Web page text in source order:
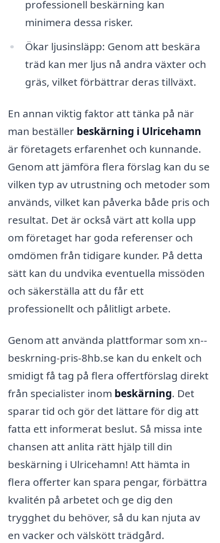
professionell beskärning kan
minimera dessa risker.
Ökar ljusinsläpp: Genom att beskära
träd kan mer ljus nå andra växter och
gräs, vilket förbättrar deras tillväxt.
En annan viktig faktor att tänka på när
man beställer beskärning i Ulricehamn
är företagets erfarenhet och kunnande.
Genom att jämföra flera förslag kan du se
vilken typ av utrustning och metoder som
används, vilket kan påverka både pris och
resultat. Det är också värt att kolla upp
om företaget har goda referenser och
omdömen från tidigare kunder. På detta
sätt kan du undvika eventuella missöden
och säkerställa att du får ett
professionellt och pålitligt arbete.
Genom att använda plattformar som xn--
beskrning-pris-8hb.se kan du enkelt och
smidigt få tag på flera offertförslag direkt
från specialister inom beskärning. Det
sparar tid och gör det lättare för dig att
fatta ett informerat beslut. Så missa inte
chansen att anlita rätt hjälp till din
beskärning i Ulricehamn! Att hämta in
flera offerter kan spara pengar, förbättra
kvalitén på arbetet och ge dig den
trygghet du behöver, så du kan njuta av
en vacker och välskött trädgård.